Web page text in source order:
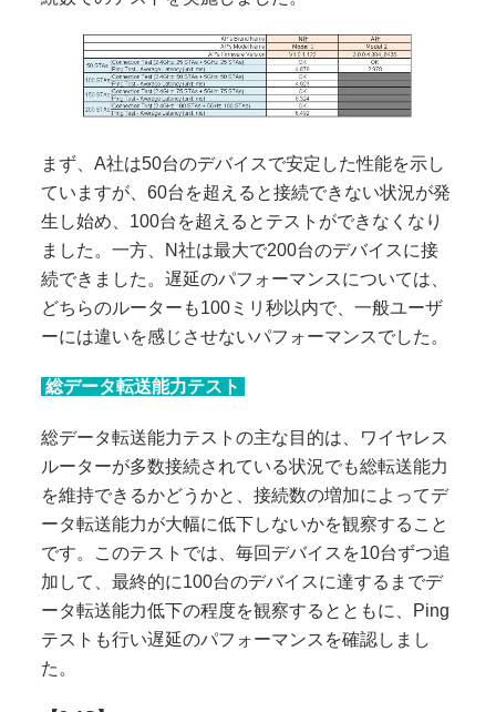
まず、A社は50台のデバイスで安定した性能を示し
ていますが、60台を超えると接続できない状況が発
生し始め、100台を超えるとテストができなくなり
ました。一方、N社は最大で200台のデバイスに接
続できました。遅延のパフォーマンスについては、
どちらのルーターも100ミリ秒以内で、一般ユーザ
ーには違いを感じさせないパフォーマンスでした。
総データ転送能力テスト
総データ転送能力テストの主な目的は、ワイヤレス
ルーターが多数接続されている状況でも総転送能力
を維持できるかどうかと、接続数の増加によってデ
ータ転送能力が大幅に低下しないかを観察すること
です。このテストでは、毎回デバイスを10台ずつ追
加して、最終的に100台のデバイスに達するまでデ
ータ転送能力低下の程度を観察するとともに、Ping
テストも行い遅延のパフォーマンスを確認しまし
た。